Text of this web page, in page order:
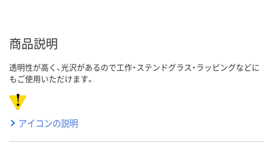
商品説明
透明性が高く、光沢があるので工作・ステンドグラス・ラッピングなどに
もご使用いただけます。
アイコンの説明